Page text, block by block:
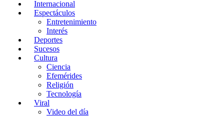
Internacional
Espectáculos
Entretenimiento
Interés
Deportes
Sucesos
Cultura
Ciencia
Efemérides
Religión
Tecnología
Viral
Video del día